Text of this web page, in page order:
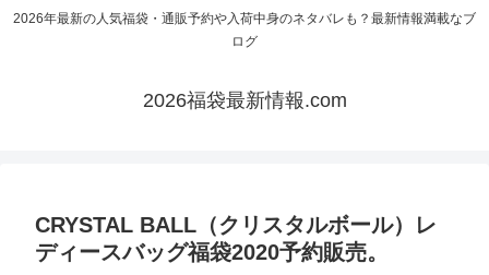
2026年最新の人気福袋・通販予約や入荷中身のネタバレも？最新情報満載なブ
ログ
2026福袋最新情報.com
CRYSTAL BALL（クリスタルボール）レ
ディースバッグ福袋2020予約販売。